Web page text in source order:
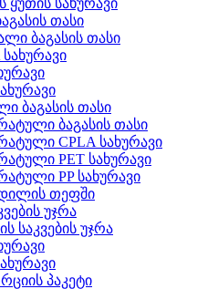
ყუთის სახურავი
თასი
ბაგასის თასი
სახურავი
ბაგასის თასი
ბაგასის თასი
CPLA სახურავი
PET სახურავი
PP სახურავი
თეფში
უჯრა
საკვების უჯრა
პაკეტი